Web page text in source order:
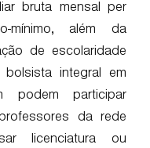
bruta mensal per
além da
de escolaridade
integral em
podem participar
da rede
licenciatura ou